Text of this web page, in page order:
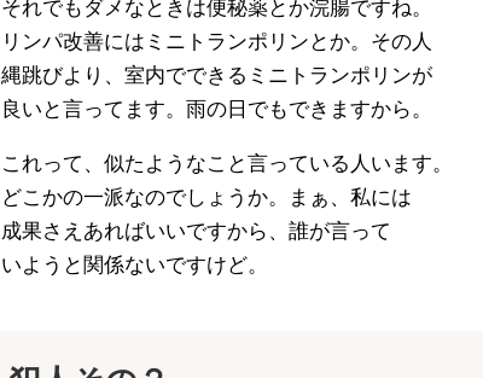
それでもダメなときは便秘薬とか浣腸ですね。
リンパ改善にはミニトランポリンとか。その人
縄跳びより、室内でできるミニトランポリンが
良いと言ってます。雨の日でもできますから。
これって、似たようなこと言っている人います。
どこかの一派なのでしょうか。まぁ、私には
成果さえあればいいですから、誰が言って
いようと関係ないですけど。